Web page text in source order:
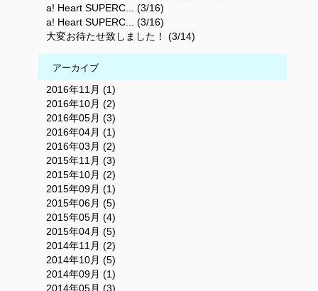
a! Heart SUPERC... (3/16)
a! Heart SUPERC... (3/16)
大変お待たせ致しました！ (3/14)
アーカイブ
2016年11月 (1)
2016年10月 (2)
2016年05月 (3)
2016年04月 (1)
2016年03月 (2)
2015年11月 (3)
2015年10月 (2)
2015年09月 (1)
2015年06月 (5)
2015年05月 (4)
2015年04月 (5)
2014年11月 (2)
2014年10月 (5)
2014年09月 (1)
2014年05月 (3)